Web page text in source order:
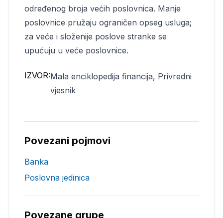
određenog broja većih poslovnica. Manje
poslovnice pružaju ograničen opseg usluga;
za veće i složenije poslove stranke se
upućuju u veće poslovnice.
IZVOR:Mala enciklopedija financija, Privredni
vjesnik
Povezani pojmovi
Banka
Poslovna jedinica
Povezane grupe